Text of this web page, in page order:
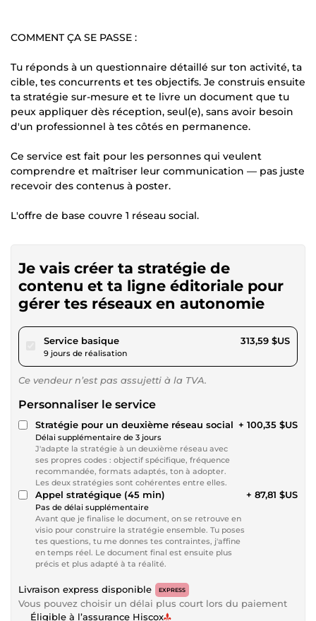
COMMENT ÇA SE PASSE :
Tu réponds à un questionnaire détaillé sur ton activité, ta
cible, tes concurrents et tes objectifs. Je construis ensuite
ta stratégie sur-mesure et te livre un document que tu
peux appliquer dès réception, seul(e), sans avoir besoin
d'un professionnel à tes côtés en permanence.
Ce service est fait pour les personnes qui veulent
comprendre et maîtriser leur communication — pas juste
recevoir des contenus à poster.
L'offre de base couvre 1 réseau social.
Je vais créer ta stratégie de
contenu et ta ligne éditoriale pour
gérer tes réseaux en autonomie
Service basiquepour 289,03 $US
9 jours de réalisation
313,59 $US
Ce vendeur n’est pas assujetti à la TVA.
Personnaliser le service
Stratégie pour un deuxième réseau social
Délai supplémentaire de 3 jours
J'adapte la stratégie à un deuxième réseau avec
ses propres codes : objectif spécifique, fréquence
recommandée, formats adaptés, ton à adopter.
Les deux stratégies sont cohérentes entre elles.
+ 100,35 $US
Appel stratégique (45 min)
Pas de délai supplémentaire
Avant que je finalise le document, on se retrouve en
visio pour construire la stratégie ensemble. Tu poses
tes questions, tu me donnes tes contraintes, j'affine
en temps réel. Le document final est ensuite plus
précis et plus adapté à ta réalité.
+ 87,81 $US
Livraison express disponible EXPRESS
Vous pouvez choisir un délai plus court lors du paiement
Éligible à l’assurance Hiscox